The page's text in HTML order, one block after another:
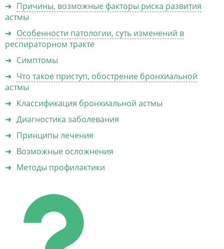
Причины, возможные факторы риска развития
астмы
Особенности патологии, суть изменений в
респираторном тракте
Симптомы
Что такое приступ, обострение бронхиальной
астмы
Классификация бронхиальной астмы
Диагностика заболевания
Принципы лечения
Возможные осложнения
Методы профилактики